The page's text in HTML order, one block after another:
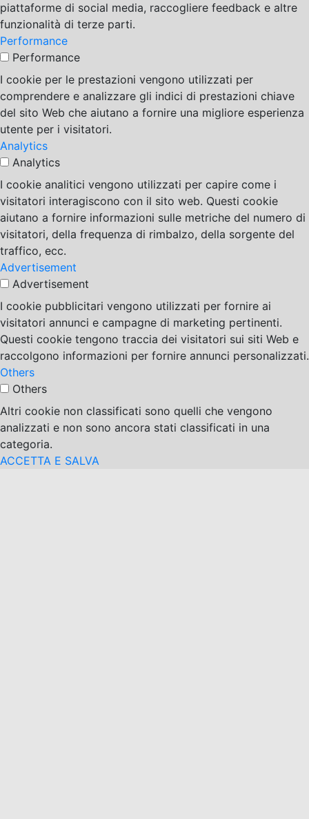
piattaforme di social media, raccogliere feedback e altre
funzionalità di terze parti.
Performance
Performance
I cookie per le prestazioni vengono utilizzati per
comprendere e analizzare gli indici di prestazioni chiave
del sito Web che aiutano a fornire una migliore esperienza
utente per i visitatori.
Analytics
Analytics
I cookie analitici vengono utilizzati per capire come i
visitatori interagiscono con il sito web. Questi cookie
aiutano a fornire informazioni sulle metriche del numero di
visitatori, della frequenza di rimbalzo, della sorgente del
traffico, ecc.
Advertisement
Advertisement
I cookie pubblicitari vengono utilizzati per fornire ai
visitatori annunci e campagne di marketing pertinenti.
Questi cookie tengono traccia dei visitatori sui siti Web e
raccolgono informazioni per fornire annunci personalizzati.
Others
Others
Altri cookie non classificati sono quelli che vengono
analizzati e non sono ancora stati classificati in una
categoria.
ACCETTA E SALVA